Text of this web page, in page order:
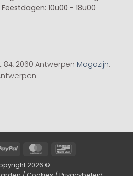
10u00 - 18u00
84, 2060 Antwerpen Magazijn:
PayPal MasterCard
2026 ©